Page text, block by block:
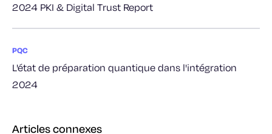
2024 PKI & Digital Trust Report
PQC
L'état de préparation quantique dans l'intégration
2024
Articles connexes